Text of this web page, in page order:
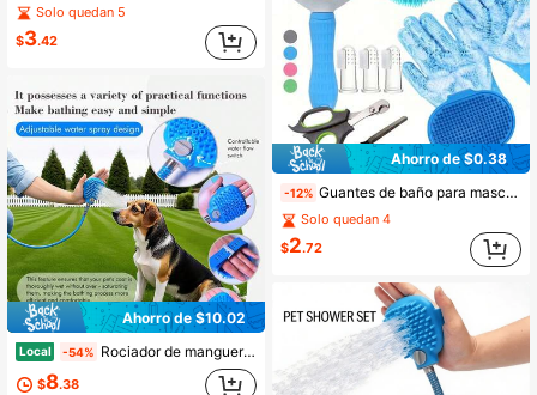
Solo quedan 5
$3.42
Ahorro de $10.02
Local -54% Rociador de manguera para champú de mascotas con cepillo de masaje, adecuado para perros y gatos, herramienta de aseo de mascotas duradera y fácil de limpiar.
$8.38
Ahorro de $0.38
-12% Guantes de baño para mascotas, adecuados para gatos y perros de todos los tamaños, esenciales para el baño, adecuados para frotar gatos y perros - Guantes de masaje para baño, herramienta de frotado, guantes para lavar platos del hogar, color aleatorio, adecuados para todas las estaciones. Silicona suave, manga engrosada y extendida en general, impermeable y a prueba de fugas
Solo quedan 4
$2.72